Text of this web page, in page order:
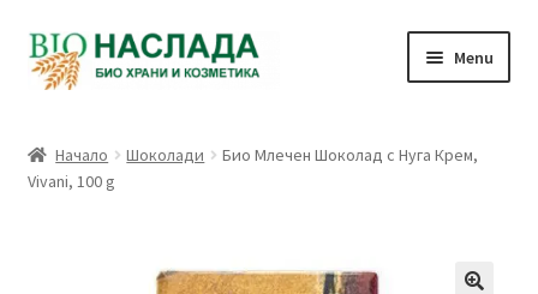
Skip
to
Skip
to
Menu
Количка
Начало Шоколади
Био Млечен Шоколад с Нуга Крем,
Vivani, 100 g